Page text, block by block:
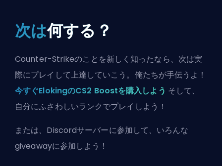
次は何する？
Counter-Strikeのことを新しく知ったなら、次は実
際にプレイして上達していこう。俺たちが手伝うよ！
今すぐElokingのCS2 Boostを購入しよう そして、
自分にふさわしいランクでプレイしよう！
または、 Discordサーバーに参加して、いろんな
giveawayに参加しよう！